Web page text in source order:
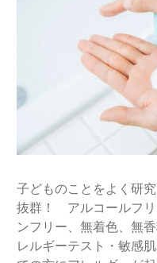
子どものことをよく研
抜群！ アルコールフリ
ンフリー、無着色、無
レルギーテスト・敏感